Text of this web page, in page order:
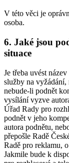
V této věci je
osoba.
6. Jaké jsou
situace
Je třeba uvést
služby na
nebude-li podnět
vysílání vyzve
Úřad Rady pro
podnět v jeho
autora podnětu,
přepošle Radě
Radě pro reklamu,
Jakmile bude k